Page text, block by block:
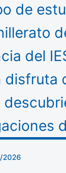
de
del
disfruta
2026